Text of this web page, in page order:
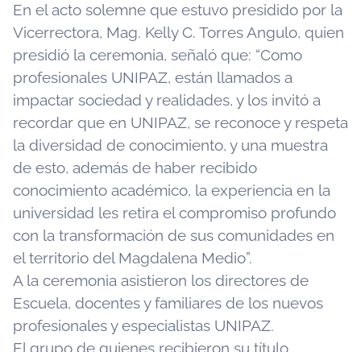
En el acto solemne que estuvo presidido por la
Vicerrectora, Mag. Kelly C. Torres Angulo, quien
presidió la ceremonia, señaló que: “Como
profesionales UNIPAZ, están llamados a
impactar sociedad y realidades, y los invitó a
recordar que en UNIPAZ, se reconoce y respeta
la diversidad de conocimiento, y una muestra
de esto, además de haber recibido
conocimiento académico, la experiencia en la
universidad les retira el compromiso profundo
con la transformación de sus comunidades en
el territorio del Magdalena Medio”.
A la ceremonia asistieron los directores de
Escuela, docentes y familiares de los nuevos
profesionales y especialistas UNIPAZ.
El grupo de quienes recibieron su título,